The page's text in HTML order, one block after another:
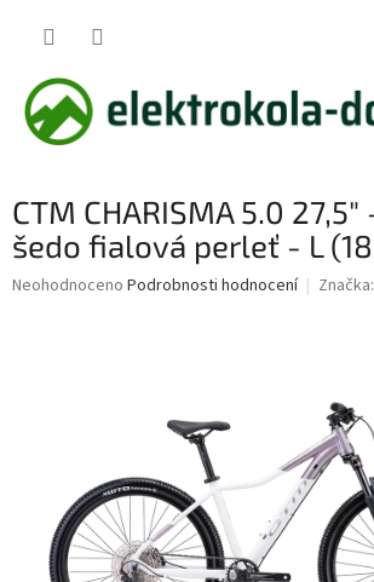
CTM CHARISMA 5.0
šedo fialová perleť - L
Průměrné
Neohodnoceno Podrobnosti hodnocení Značka: